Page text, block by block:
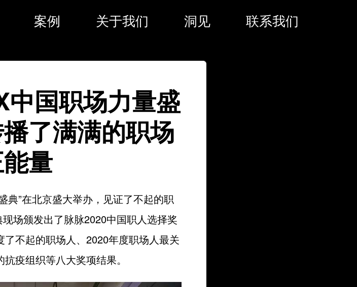
案例 关于我们 洞见 联系我们
国职场力量盛
了满满的职场
量
典”在北京盛大举办，见证了不起的职
场颁发出了脉脉2020中国职人选择奖
不起的职场人、2020年度职场人最关
疫组织等八大奖项结果。